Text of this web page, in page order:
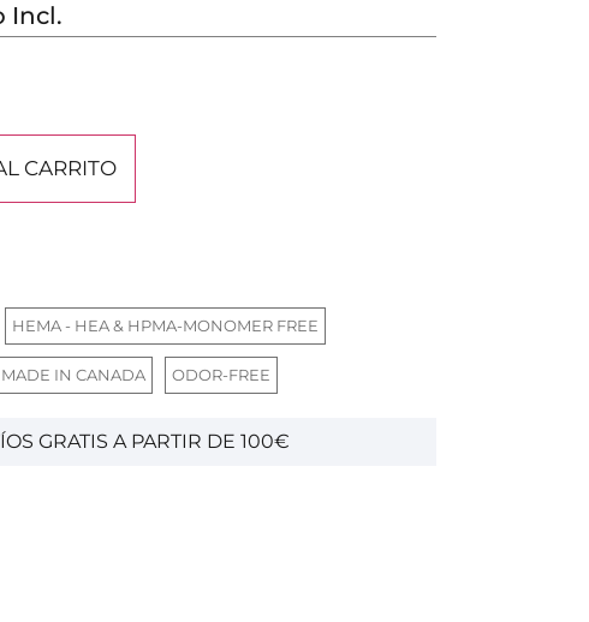
Incl.
CARRITO
HEMA - HEA & HPMA-MONOMER FREE
MADE IN CANADA ODOR-FREE
GRATIS A PARTIR DE 100€